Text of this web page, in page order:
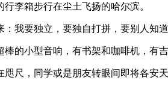
李箱步行在尘土飞扬的哈尔滨。
我要独立，要独自打拼，要别人知
的小型音响，有书架和咖啡机，有
尺，同学或是朋友转眼间即将各安